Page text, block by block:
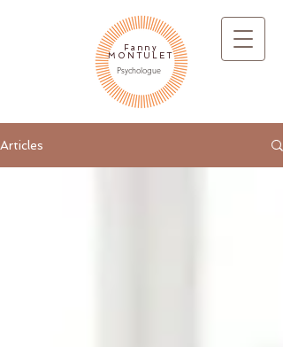
Fanny
MONTULET
Psychologue
Articles